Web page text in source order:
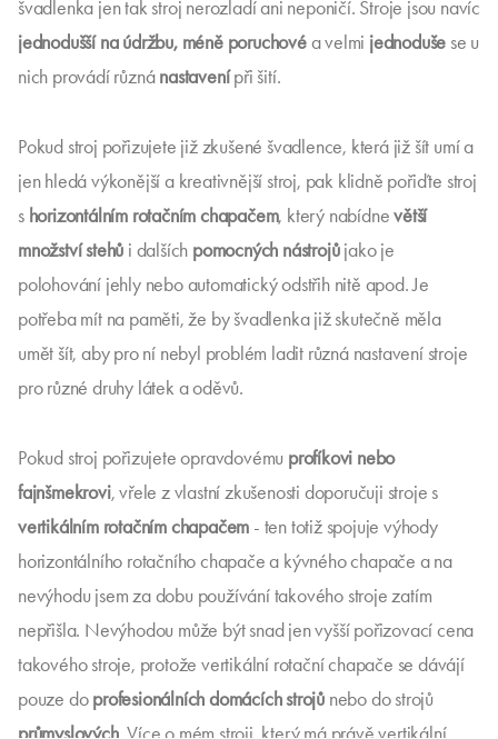
švadlenka jen tak stroj nerozladí ani neponičí. Stroje jsou navíc
jednodušší na údržbu, méně poruchovéa velmi jednoduše se u
nich provádí různánastavenípři šití.
Pokud stroj pořizujete již zkušené švadlence, která již šít umí a
jen hledá výkonější a kreativnější stroj, pak klidně pořiďte stroj
s horizontálním rotačním chapačem, který nabídnevětší
množství stehů i dalších pomocných nástrojůjako je
polohování jehly nebo automatický odstřih nitě apod. Je
potřeba mít na paměti, že by švadlenka již skutečně měla
umět šít, aby pro ní nebyl problém ladit různá nastavení stroje
pro různé druhy látek a oděvů.
Pokud stroj pořizujete opravdovému profíkovi nebo
fajnšmekrovi, vřele z vlastní zkušenosti doporučuji stroje s
vertikálním rotačním chapačem - ten totiž spojuje výhody
horizontálního rotačního chapače a kývného chapače a na
nevýhodu jsem za dobu používání takového stroje zatím
nepřišla. Nevýhodou může být snad jen vyšší pořizovací cena
takového stroje, protože vertikální rotační chapače se dávájí
pouze doprofesionálních domácích strojů nebo do strojů
průmyslových. Více o mém stroji, který má právě vertikální